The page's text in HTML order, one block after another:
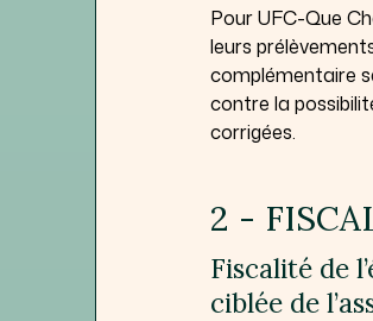
Pour UFC-Que
leurs
complémentaire
contre la
corrigées.
2 -
Fiscalité de
ciblée de